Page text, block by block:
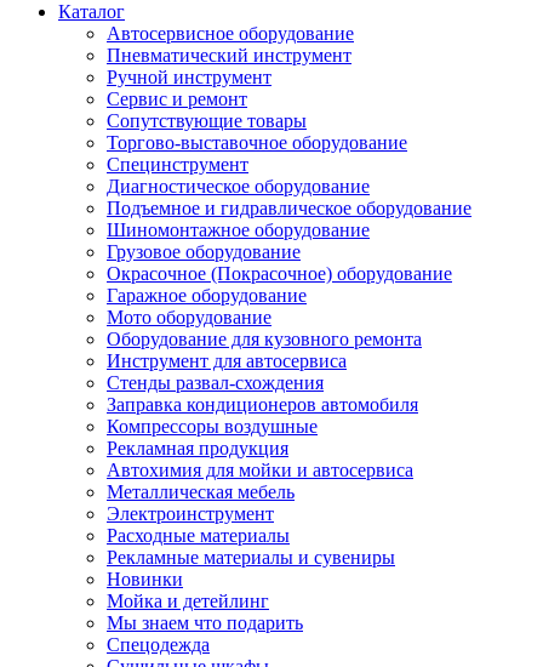
Каталог
Автосервисное оборудование
Пневматический инструмент
Ручной инструмент
Сервис и ремонт
Сопутствующие товары
Торгово-выставочное оборудование
Специнструмент
Диагностическое оборудование
Подъемное и гидравлическое оборудование
Шиномонтажное оборудование
Грузовое оборудование
Окрасочное (Покрасочное) оборудование
Гаражное оборудование
Мото оборудование
Оборудование для кузовного ремонта
Инструмент для автосервиса
Стенды развал-схождения
Заправка кондиционеров автомобиля
Компрессоры воздушные
Рекламная продукция
Автохимия для мойки и автосервиса
Металлическая мебель
Электроинструмент
Расходные материалы
Рекламные материалы и сувениры
Новинки
Мойка и детейлинг
Мы знаем что подарить
Спецодежда